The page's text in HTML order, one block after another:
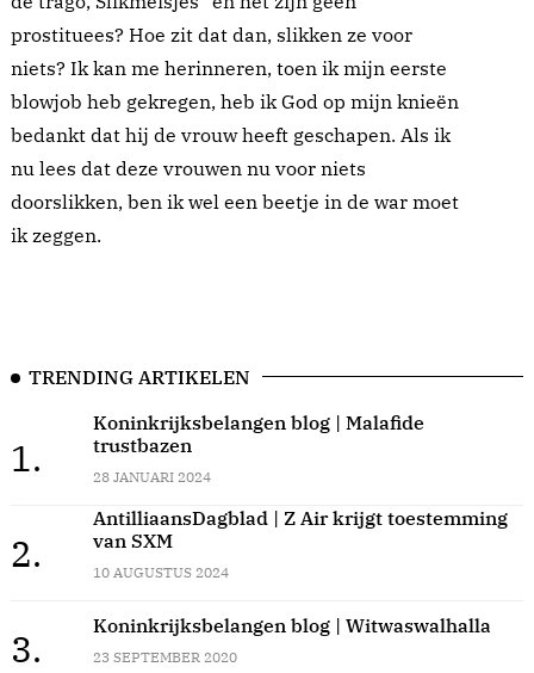
prostituees? Hoe zit dat dan, slikken ze voor
niets? Ik kan me herinneren, toen ik mijn eerste
blowjob heb gekregen, heb ik God op mijn knieën
bedankt dat hij de vrouw heeft geschapen. Als ik
nu lees dat deze vrouwen nu voor niets
doorslikken, ben ik wel een beetje in de war moet
ik zeggen.
TRENDING ARTIKELEN
1.
Koninkrijksbelangen blog | Malafide
trustbazen
28 JANUARI 2024
2.
AntilliaansDagblad | Z Air krijgt toestemming
van SXM
10 AUGUSTUS 2024
3.
Koninkrijksbelangen blog | Witwaswalhalla
23 SEPTEMBER 2020